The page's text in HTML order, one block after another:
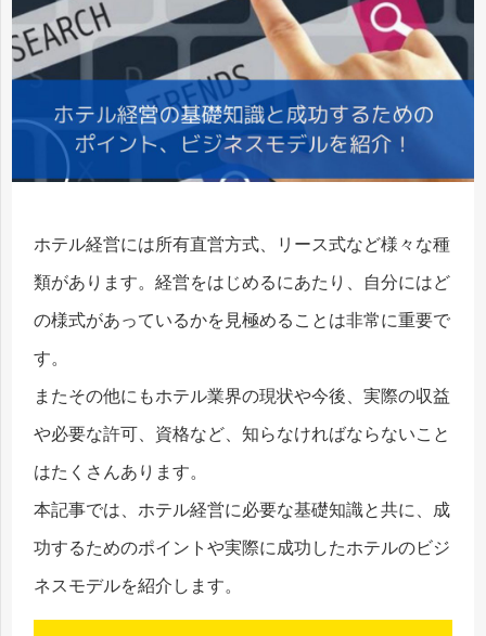
ホテル経営には所有直営方式、リース式など様々な種
類があります。経営をはじめるにあたり、自分にはど
の様式があっているかを見極めることは非常に重要で
す。
またその他にもホテル業界の現状や今後、実際の収益
や必要な許可、資格など、知らなければならないこと
はたくさんあります。
本記事では、ホテル経営に必要な基礎知識と共に、成
功するためのポイントや実際に成功したホテルのビジ
ネスモデルを紹介します。